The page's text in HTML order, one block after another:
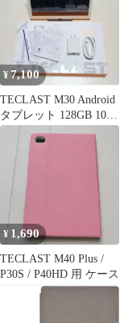
¥7,100
TECLAST M30 Android
タブレット 128GB 10.1
インチ
¥ 1,690
TECLAST M40 Plus /
P30S / P40HD 用 ケース